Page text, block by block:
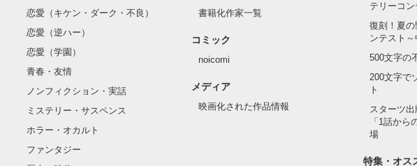
金髪に近い明るい髪色
片耳には琥珀色のピアス
ほとんど笑顔なんて見せたことがなくてぶっきらぼう
そんな性格と見た目のせいで学校中のみんなから
恋愛（キケン・ダーク・不良）
恋愛（逆ハー）
恋愛（学園）
青春・友情
ノンフィクション・実話
ミステリー・サスペンス
ホラー・オカルト
ファンタジー
書籍化作家一覧
コミック
noicomi
メディア
映画化された作品情報
テリーコ
復刻！夏
ンテスト
500文字の
200文字で
ト
スターツ
「1話から
場
特集・オス